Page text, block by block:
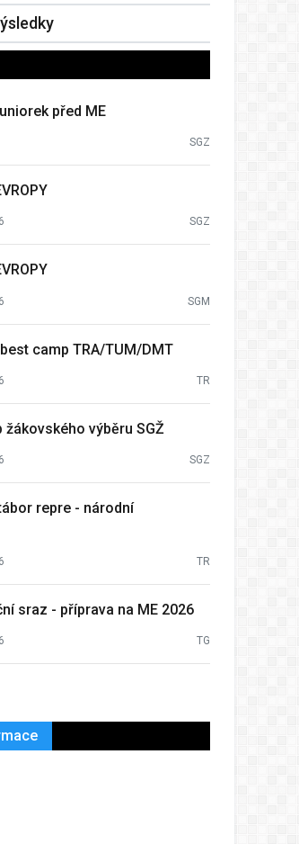
před ME
SGZ
SGZ
SGM
camp TRA/TUM/DMT
TR
žákovského výběru SGŽ
SGZ
repre - národní
TR
sraz - příprava na ME 2026
TG